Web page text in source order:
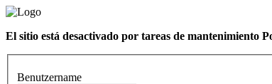
El sitio está desactivado por tareas de mantenimiento
Benutzername